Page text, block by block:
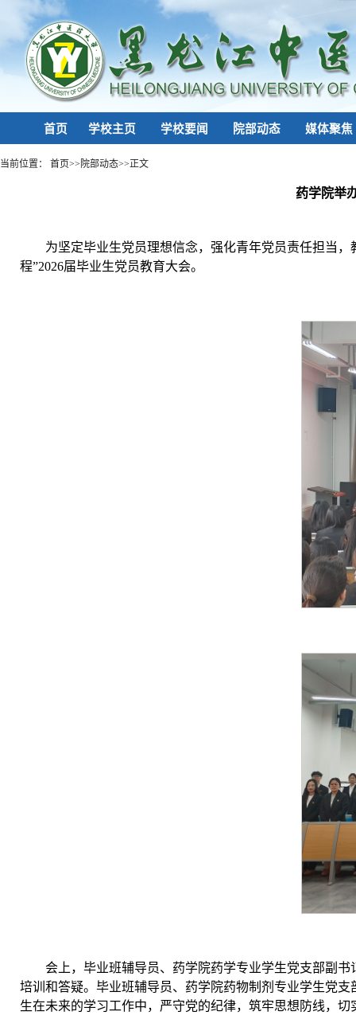
首页 学校主页 学校要闻 院部动态 媒体聚焦
当前位置： 首页>> 院部动态>>正文
药学院举
为坚定毕业生党员理想信念，强化青年党员责任担当
程”2026届毕业生党员教育大会。
会上，毕业班辅导员、药学院药学专业学生党支部副
培训和答疑。毕业班辅导员、药学院药物制剂专业学生党
生在未来的学习工作中，严守党的纪律，筑牢思想防线，